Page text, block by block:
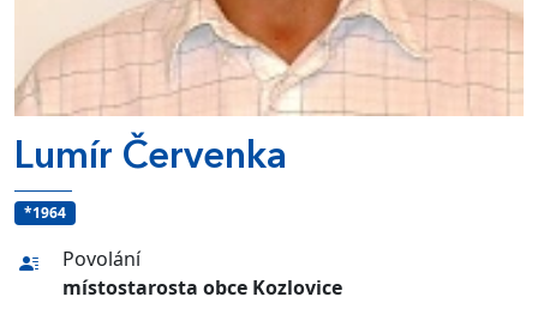
Lumír Červenka
*1964
Povolání
místostarosta obce Kozlovice